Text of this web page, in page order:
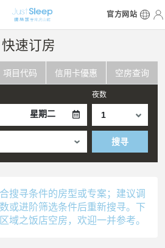
官方网站
快速订房
項目代码 信用卡優惠 空房查询
星期二
夜数
搜寻
搜寻条件的房型或专案；建议调
或进阶筛选条件后重新搜寻。下
域之饭店空房，欢迎一并参考。